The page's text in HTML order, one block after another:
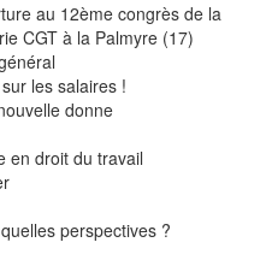
au 12ème congrès de la
CGT à la Palmyre (17)
les salaires !
donne
en droit du travail
perspectives ?